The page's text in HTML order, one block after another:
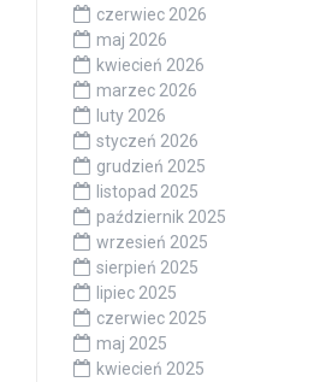
czerwiec 2026
maj 2026
kwiecień 2026
marzec 2026
luty 2026
styczeń 2026
grudzień 2025
listopad 2025
październik 2025
wrzesień 2025
sierpień 2025
lipiec 2025
czerwiec 2025
maj 2025
kwiecień 2025